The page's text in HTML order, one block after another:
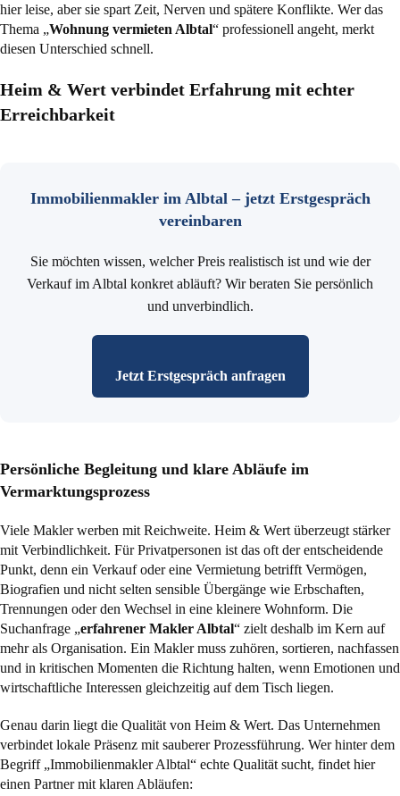
hier leise, aber sie spart Zeit, Nerven und spätere Konflikte. Wer das
Thema „Wohnung vermieten Albtal“ professionell angeht, merkt
diesen Unterschied schnell.
Heim & Wert verbindet Erfahrung mit echter
Erreichbarkeit
Immobilienmakler im Albtal – jetzt Erstgespräch
vereinbaren
Sie möchten wissen, welcher Preis realistisch ist und wie der
Verkauf im Albtal konkret abläuft? Wir beraten Sie persönlich
und unverbindlich.
Jetzt Erstgespräch anfragen
Persönliche Begleitung und klare Abläufe im
Vermarktungsprozess
Viele Makler werben mit Reichweite. Heim & Wert überzeugt stärker
mit Verbindlichkeit. Für Privatpersonen ist das oft der entscheidende
Punkt, denn ein Verkauf oder eine Vermietung betrifft Vermögen,
Biografien und nicht selten sensible Übergänge wie Erbschaften,
Trennungen oder den Wechsel in eine kleinere Wohnform. Die
Suchanfrage „erfahrener Makler Albtal“ zielt deshalb im Kern auf
mehr als Organisation. Ein Makler muss zuhören, sortieren, nachfassen
und in kritischen Momenten die Richtung halten, wenn Emotionen und
wirtschaftliche Interessen gleichzeitig auf dem Tisch liegen.
Genau darin liegt die Qualität von Heim & Wert. Das Unternehmen
verbindet lokale Präsenz mit sauberer Prozessführung. Wer hinter dem
Begriff „Immobilienmakler Albtal“ echte Qualität sucht, findet hier
einen Partner mit klaren Abläufen: